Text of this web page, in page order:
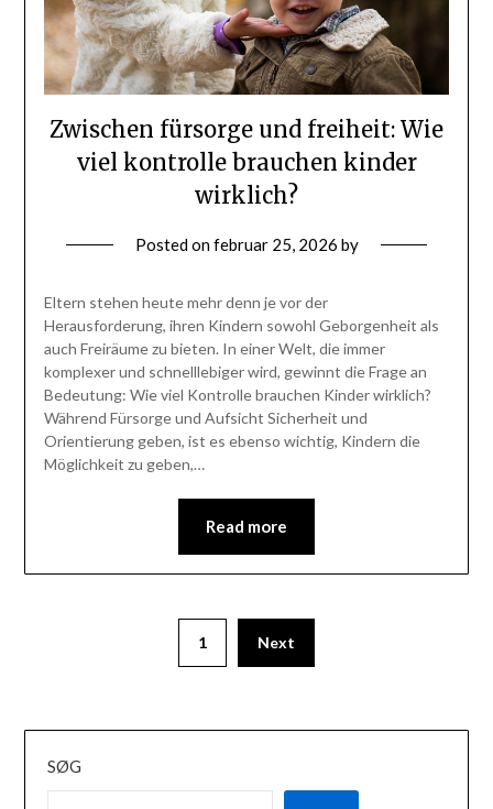
Zwischen fürsorge und freiheit: Wie
viel kontrolle brauchen kinder
wirklich?
Posted onfebruar 25, 2026 by
Eltern stehen heute mehr denn je vor der
Herausforderung, ihren Kindern sowohl Geborgenheit als
auch Freiräume zu bieten. In einer Welt, die immer
komplexer und schnelllebiger wird, gewinnt die Frage an
Bedeutung: Wie viel Kontrolle brauchen Kinder wirklich?
Während Fürsorge und Aufsicht Sicherheit und
Orientierung geben, ist es ebenso wichtig, Kindern die
Möglichkeit zu geben,…
Read more
1 Next
SØG